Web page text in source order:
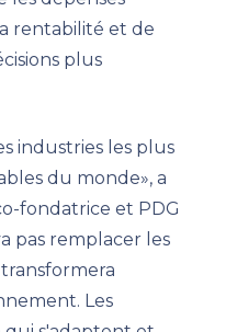
rentabilité et de
plus
industries les plus
du monde», a
fondatrice et PDG
pas remplacer les
Les